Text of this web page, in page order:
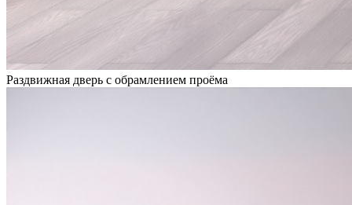
Раздвижная дверь с обрамлением проёма